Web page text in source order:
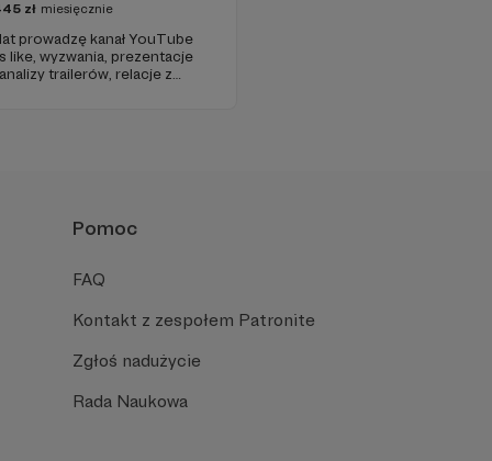
zł miesięcznie
prowadzę kanał YouTube
like, wyzwania, prezentacje
trailerów, relacje z
Pomoc
FAQ
Kontakt z zespołem Patronite
Zgłoś nadużycie
Rada Naukowa